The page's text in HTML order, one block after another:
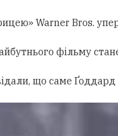
Warner Bros.
фільму
що саме